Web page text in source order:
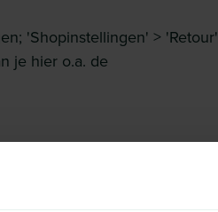
'Shopinstellingen' > 'Retour'
je hier o.a. de
wegen?